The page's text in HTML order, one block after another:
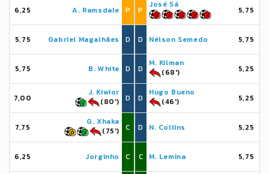
6,25 A. Ramsdale P
5,75 Gabriel Magalhães D
5,75 B. White D
7,00
J. Kiwior
(80')
D
7,75
G. Xhaka
(75')
C
6,25 Jorginho C
P
José Sá
5,75
D Nélson Semedo 5,75
D
M. Kilman
(68')
5,25
D
Hugo Bueno
(46')
5,25
D N. Collins 5,25
C M. Lemina 5,75